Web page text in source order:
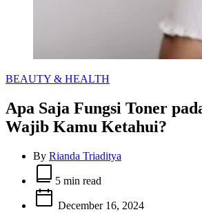
Categories
BEAUTY & HEALTH
Apa Saja Fungsi Toner
Wajib Kamu Ketahui?
By Rianda Triaditya
Estimated
read
time
5 min read
December 16, 2024